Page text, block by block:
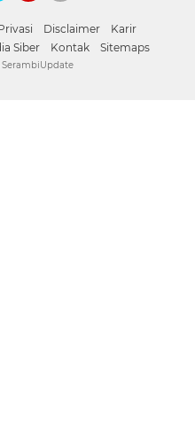
Disclaimer
Karir
Siber Kontak Sitemaps
SerambiUpdate